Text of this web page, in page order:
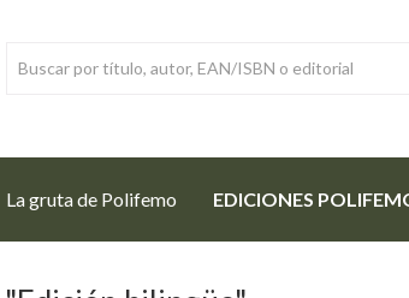
La gruta de Polifemo EDICIONES